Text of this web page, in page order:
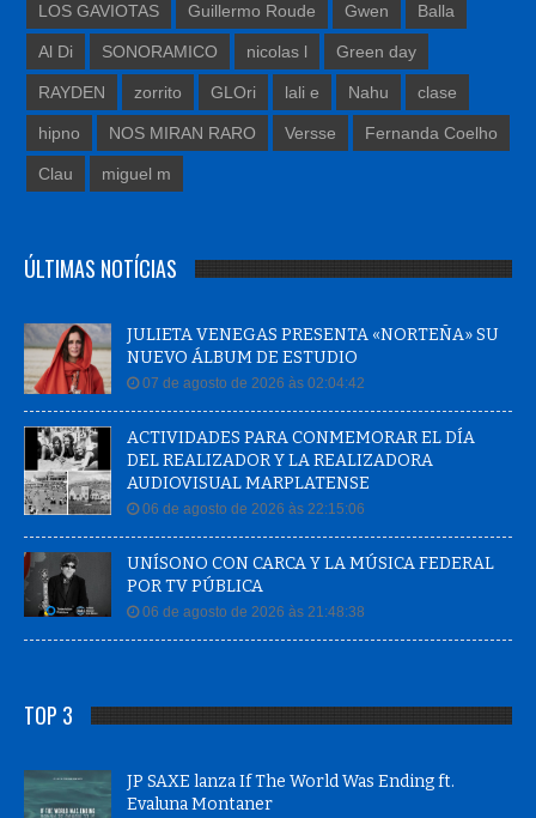
LOS GAVIOTAS Guillermo Roude Gwen Balla
Al Di SONORAMICO nicolas l Green day
RAYDEN zorrito GLOri lali e Nahu clase
hipno NOS MIRAN RARO Versse Fernanda Coelho
Clau miguel m
ÚLTIMAS NOTÍCIAS
JULIETA VENEGAS PRESENTA «NORTEÑA» SU
NUEVO ÁLBUM DE ESTUDIO
07 de agosto de 2026 às 02:04:42
ACTIVIDADES PARA CONMEMORAR EL DÍA
DEL REALIZADOR Y LA REALIZADORA
AUDIOVISUAL MARPLATENSE
06 de agosto de 2026 às 22:15:06
UNÍSONO CON CARCA Y LA MÚSICA FEDERAL
POR TV PÚBLICA
06 de agosto de 2026 às 21:48:38
TOP 3
JP SAXE lanza If The World Was Ending ft.
Evaluna Montaner